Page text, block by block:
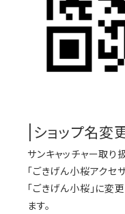
|ショップ名変
サンキャッチャー取り
「ごきげん小桜アクセ
「ごきげん小桜」に変
ます。